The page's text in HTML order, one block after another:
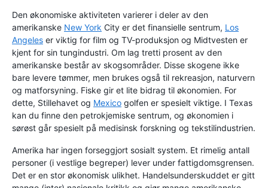
Den økonomiske aktiviteten varierer i deler av den
amerikanske New York City er det finansielle sentrum, Los
Angeles er viktig for film og TV-produksjon og Midtvesten er
kjent for sin tungindustri. Om lag tretti prosent av den
amerikanske består av skogsområder. Disse skogene ikke
bare levere tømmer, men brukes også til rekreasjon, naturvern
og matforsyning. Fiske gir et lite bidrag til økonomien. For
dette, Stillehavet og Mexico golfen er spesielt viktige. I Texas
kan du finne den petrokjemiske sentrum, og økonomien i
sørøst går spesielt på medisinsk forskning og tekstilindustrien.
Amerika har ingen forseggjort sosialt system. Et rimelig antall
personer (i vestlige begreper) lever under fattigdomsgrensen.
Det er en stor økonomisk ulikhet. Handelsunderskuddet er gitt